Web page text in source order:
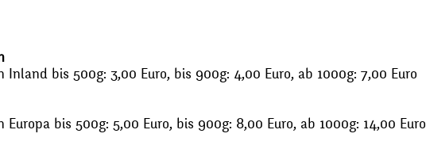
Inland bis 500g: 3,00 Euro, bis 900g: 4,00 Euro, ab 1000g: 7,00 Euro
Europa bis 500g: 5,00 Euro, bis 900g: 8,00 Euro, ab 1000g: 14,00 Euro